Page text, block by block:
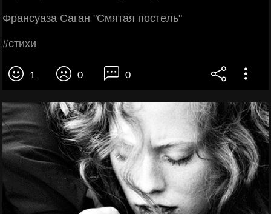
Φpaнcуaзa Сaгaн "Смятaя пocтeль"
#cтихи
1 0 0